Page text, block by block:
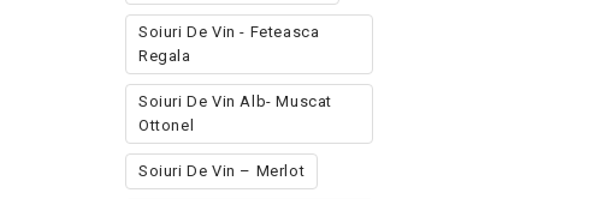
Soiuri De Vin - Feteasca
Regala
Soiuri De Vin Alb- Muscat
Ottonel
Soiuri De Vin – Merlot